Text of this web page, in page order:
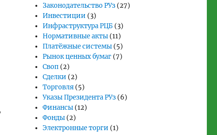
Законодательство РУз (27)
Инвестиции (3)
Инфраструктура РЦБ (3)
Нормативные акты (11)
Платёжные системы (5)
Рынок ценных бумаг (7)
Своп (2)
Сделки (2)
Торговля (5)
Указы Президента РУз (6)
Финансы (12)
Фонды (2)
Электронные торги (1)